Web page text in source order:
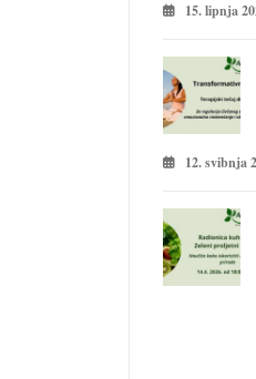
15. lipnja
12. svibnja